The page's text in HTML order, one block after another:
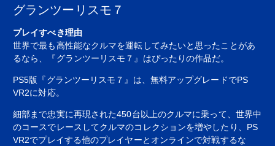
グランツーリスモ７
プレイすべき理由
世界で最も高性能なクルマを運転してみたいと思ったことがあ
るなら、『グランツーリスモ７』はぴったりの作品だ。
PS5版『グランツーリスモ７』は、無料アップグレードでPS
VR2に対応。
細部まで忠実に再現された450台以上のクルマに乗って、世界中
のコースでレースしてクルマのコレクションを増やしたり、PS
VR2でプレイする他のプレイヤーとオンラインで対戦するな